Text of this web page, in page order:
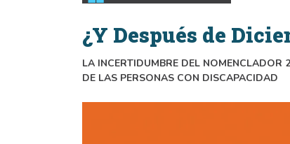
¿Y Después de
LA INCERTIDUMBRE DEL NOMENCLADOR
DE LAS PERSONAS CON DISCAPACIDAD